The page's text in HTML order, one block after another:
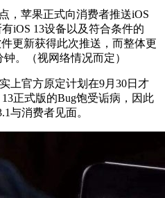
，苹果正式向消费者推送iOS
iOS 13设备以及符合条件的
更新获得此次推送，而整体更
。（视网络情况而定）
上官方原定计划在9月30日才
正式版的Bug饱受诟病，因此
与消费者见面。